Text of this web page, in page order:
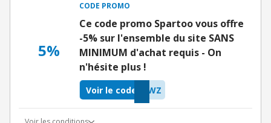
5%
CODE PROMO
Ce code promo Spartoo vous offre
-5% sur l'ensemble du site SANS
MINIMUM d'achat requis - On
n'hésite plus !
GWZ
Voir le code